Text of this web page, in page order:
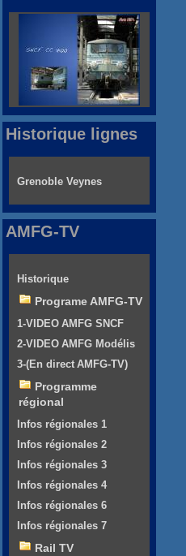
Historique lignes
Grenoble Veynes
AMFG-TV
Historique
Programe AMFG-TV
1-VIDEO AMFG SNCF
2-VIDEO AMFG Modélis
3-(En direct AMFG-TV)
Programme
régional
Infos régionales 1
Infos régionales 2
Infos régionales 3
Infos régionales 4
Infos régionales 6
Infos régionales 7
Rail TV